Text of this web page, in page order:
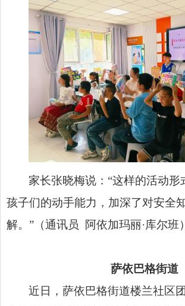
家长张晓梅说：“这样的活动形
孩子们的动手能力，加深了对安全
解。”（通讯员 阿依加玛丽·库尔班）
萨依巴格街道
近日，萨依巴格街道楼兰社区